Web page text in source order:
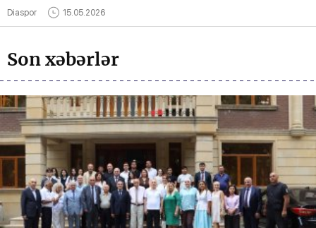
Diaspor 15.05.2026
Son xəbərlər